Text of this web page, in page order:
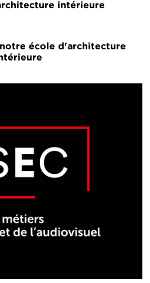
intérieure
école d'architecture